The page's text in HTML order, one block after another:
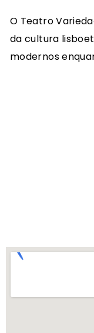
O Teatro
da cultura
modernos